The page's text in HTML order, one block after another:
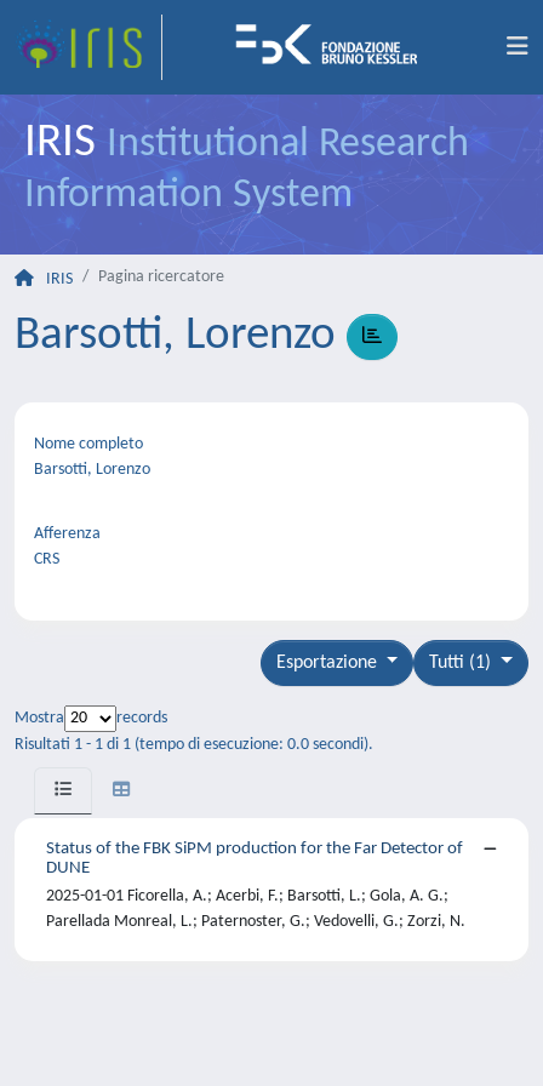
IRIS Institutional Research
Information System
IRIS Pagina ricercatore
Barsotti, Lorenzo
Nome completo
Barsotti, Lorenzo
Afferenza
CRS
Tutti (1)
Esportazione
Mostra
records
Risultati 1 - 1 di 1 (tempo di esecuzione: 0.0 secondi).
Status of the FBK SiPM production for the Far Detector of
DUNE
2025-01-01 Ficorella, A.; Acerbi, F.; Barsotti, L.; Gola, A. G.;
Parellada Monreal, L.; Paternoster, G.; Vedovelli, G.; Zorzi, N.